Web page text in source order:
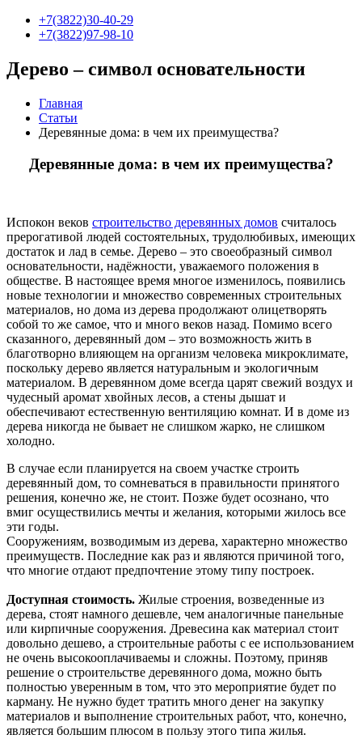
+7(3822)30-40-29
+7(3822)97-98-10
Дерево – символ основательности
Главная
Статьи
Деревянные дома: в чем их преимущества?
Деревянные дома: в чем их преимущества?
Испокон веков строительство деревянных домов считалось
прерогативой людей состоятельных, трудолюбивых, имеющих
достаток и лад в семье. Дерево – это своеобразный символ
основательности, надёжности, уважаемого положения в
обществе. В настоящее время многое изменилось, появились
новые технологии и множество современных строительных
материалов, но дома из дерева продолжают олицетворять
собой то же самое, что и много веков назад. Помимо всего
сказанного, деревянный дом – это возможность жить в
благотворно влияющем на организм человека микроклимате,
поскольку дерево является натуральным и экологичным
материалом. В деревянном доме всегда царят свежий воздух и
чудесный аромат хвойных лесов, а стены дышат и
обеспечивают естественную вентиляцию комнат. И в доме из
дерева никогда не бывает не слишком жарко, не слишком
холодно.
В случае если планируется на своем участке строить
деревянный дом, то сомневаться в правильности принятого
решения, конечно же, не стоит. Позже будет осознано, что
вмиг осуществились мечты и желания, которыми жилось все
эти годы.
Сооружениям, возводимым из дерева, характерно множество
преимуществ. Последние как раз и являются причиной того,
что многие отдают предпочтение этому типу построек.
Доступная стоимость. Жилые строения, возведенные из
дерева, стоят намного дешевле, чем аналогичные панельные
или кирпичные сооружения. Древесина как материал стоит
довольно дешево, а строительные работы с ее использованием
не очень высокооплачиваемы и сложны. Поэтому, приняв
решение о строительстве деревянного дома, можно быть
полностью уверенным в том, что это мероприятие будет по
карману. Не нужно будет тратить много денег на закупку
материалов и выполнение строительных работ, что, конечно,
является большим плюсом в пользу этого типа жилья.